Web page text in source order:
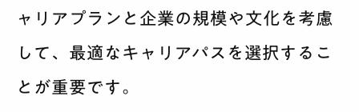
ャリアプランと企業の規模や文化を考慮
して、最適なキャリアパスを選択するこ
とが重要です。